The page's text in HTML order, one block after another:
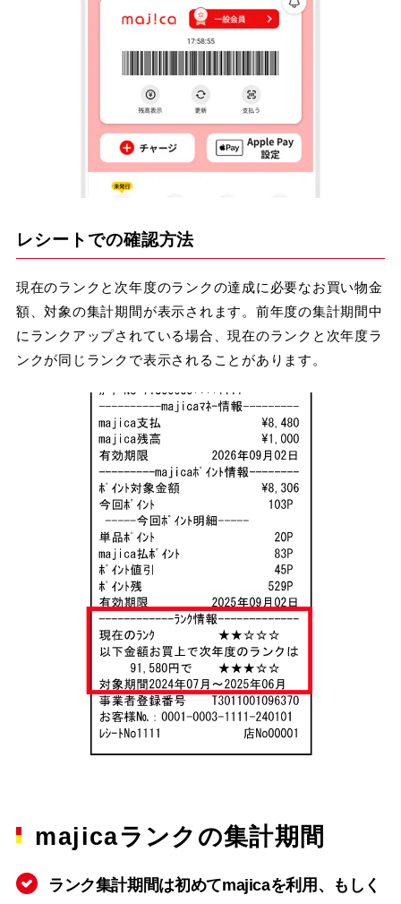
レシートでの確認方法
現在のランクと次年度のランクの達成に必要なお買い物金
額、対象の集計期間が表示されます。前年度の集計期間中
にランクアップされている場合、現在のランクと次年度ラ
ンクが同じランクで表示されることがあります。
majicaランクの集計期間
ランク集計期間は初めてmajicaを利用、もしく